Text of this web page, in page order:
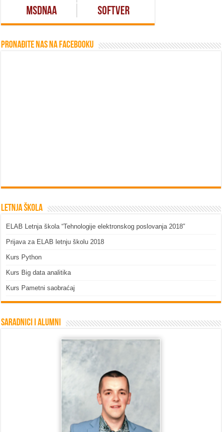
MSDNAA Softver
Pronađite nas na Facebooku
Letnja škola
ELAB Letnja škola “Tehnologije elektronskog poslovanja 2018″
Prijava za ELAB letnju školu 2018
Kurs Python
Kurs Big data analitika
Kurs Pametni saobraćaj
Saradnici i Alumni